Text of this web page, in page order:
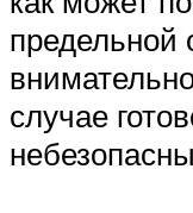
предельной
случае